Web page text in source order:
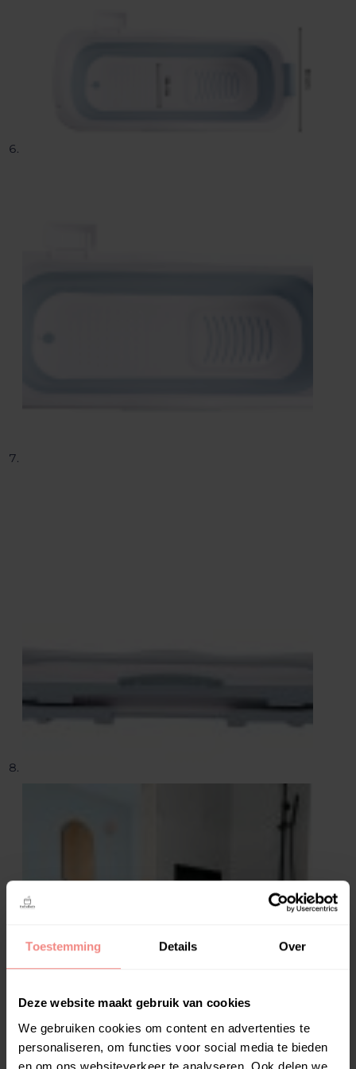
Toestemming Details Over
Deze website maakt gebruik van cookies
We gebruiken cookies om content en advertenties te
personaliseren, om functies voor social media te bieden
en om ons websiteverkeer te analyseren. Ook delen we